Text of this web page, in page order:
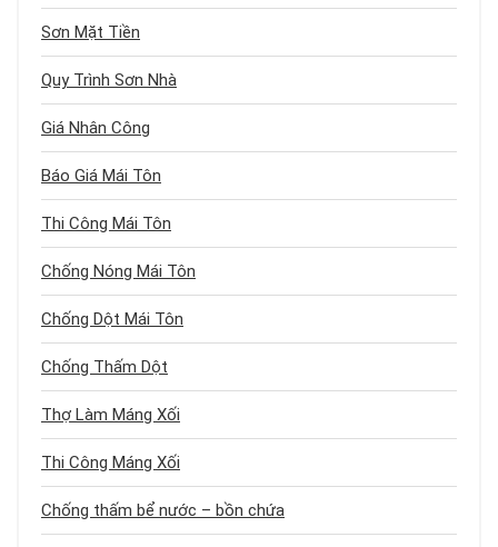
Sơn Mặt Tiền
Quy Trình Sơn Nhà
Giá Nhân Công
Báo Giá Mái Tôn
Thi Công Mái Tôn
Chống Nóng Mái Tôn
Chống Dột Mái Tôn
Chống Thấm Dột
Thợ Làm Máng Xối
Thi Công Máng Xối
Chống thấm bể nước – bồn chứa